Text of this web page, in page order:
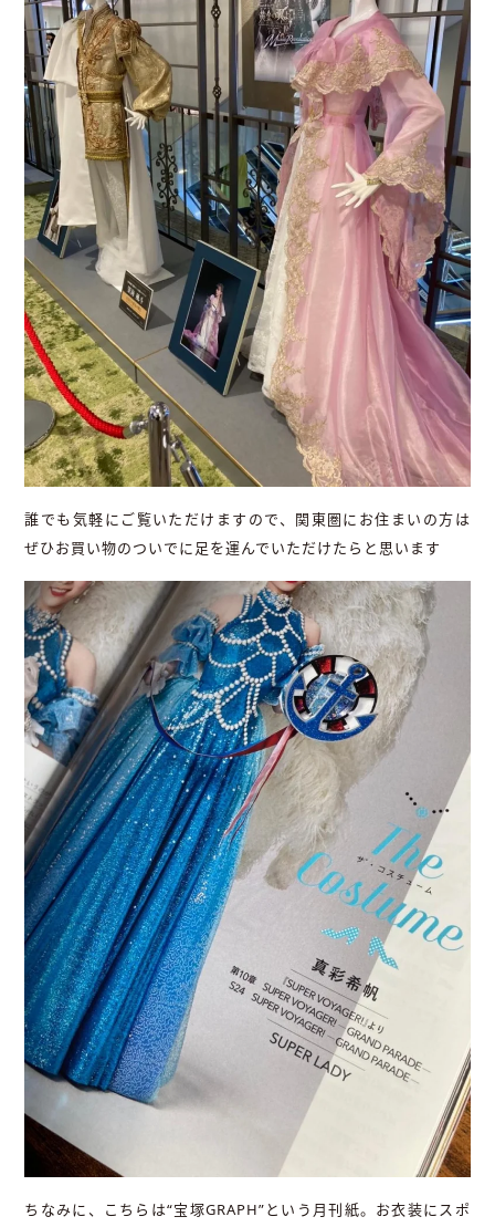
誰でも気軽にご覧いただけますので、関東圏にお住まいの方は
ぜひお買い物のついでに足を運んでいただけたらと思います
ちなみに、こちらは“宝塚GRAPH”という月刊紙。お衣装にスポ